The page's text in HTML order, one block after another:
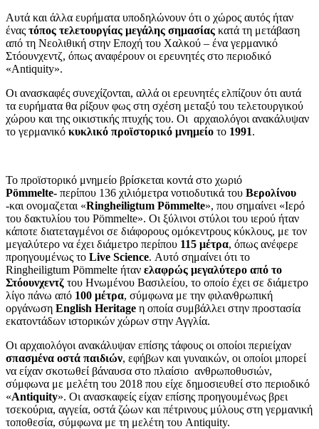
Αυτά και άλλα ευρήματα υποδηλώνουν ότι ο χώρος αυτός ήταν
ένας τόπος τελετουργίας μεγάλης σημασίας κατά τη μετάβαση
από τη Νεολιθική στην Εποχή του Χαλκού – ένα γερμανικό
Στόουνχεντζ, όπως αναφέρουν οι ερευνητές στο περιοδικό
«Antiquity».
Οι ανασκαφές συνεχίζονται, αλλά οι ερευνητές ελπίζουν ότι αυτά
τα ευρήματα θα ρίξουν φως στη σχέση μεταξύ του τελετουργικού
χώρου και της οικιστικής πτυχής του. Οι αρχαιολόγοι ανακάλυψαν
το γερμανικό κυκλικό προϊστορικό μνημείο το 1991.
Το προϊστορικό μνημείο βρίσκεται κοντά στο χωριό
Pömmelte- περίπου 136 χιλιόμετρα νοτιοδυτικά του Βερολίνου
-και ονομαζεται «Ringheiligtum Pömmelte», που σημαίνει «Ιερό
του δακτυλίου του Pömmelte». Οι ξύλινοι στύλοι του ιερού ήταν
κάποτε διατεταγμένοι σε διάφορους ομόκεντρους κύκλους, με τον
μεγαλύτερο να έχει διάμετρο περίπου 115 μέτρα, όπως ανέφερε
προηγουμένως το Live Science. Αυτό σημαίνει ότι το
Ringheiligtum Pömmelte ήταν ελαφρώς μεγαλύτερο από το
Στόουνχεντζ του Ηνωμένου Βασιλείου, το οποίο έχει σε διάμετρο
λίγο πάνω από 100 μέτρα, σύμφωνα με την φιλανθρωπική
οργάνωση English Heritage η οποία συμβάλλει στην προστασία
εκατοντάδων ιστορικών χώρων στην Αγγλία.
Οι αρχαιολόγοι ανακάλυψαν επίσης τάφους οι οποίοι περιείχαν
σπασμένα οστά παιδιών, εφήβων και γυναικών, οι οποίοι μπορεί
να είχαν σκοτωθεί βάναυσα στο πλαίσιο ανθρωποθυσιών,
σύμφωνα με μελέτη του 2018 που είχε δημοσιευθεί στο περιοδικό
«Antiquity». Οι ανασκαφείς είχαν επίσης προηγουμένως βρει
τσεκούρια, αγγεία, οστά ζώων και πέτρινους μύλους στη γερμανική
τοποθεσία, σύμφωνα με τη μελέτη του Antiquity.